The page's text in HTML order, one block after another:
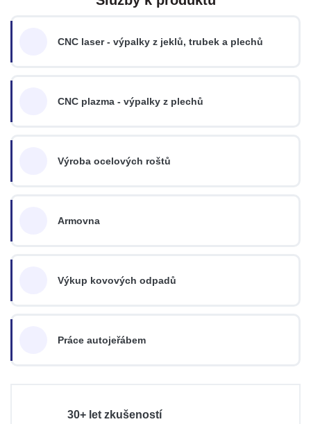
CNC laser - výpalky z jeklů, trubek a plechů
CNC plazma - výpalky z plechů
Výroba ocelových roštů
Armovna
Výkup kovových odpadů
Práce autojeřábem
30+ let zkušeností